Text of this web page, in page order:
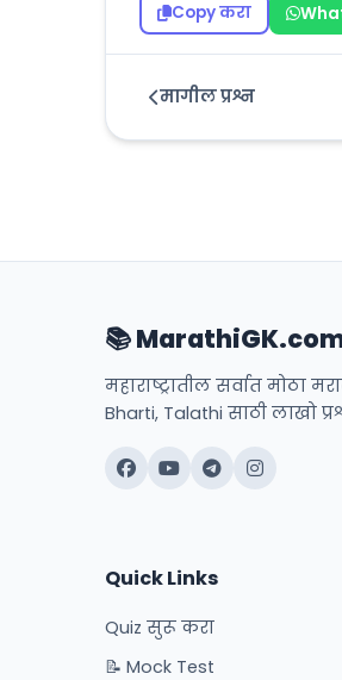
Copy करा
मागील प्रश्न
📚
महाराष्ट्रातील सर्वात मोठा
Bharti, Talathi साठी लाखो
Quick Links
Quiz सुरू करा
📝 Mock Test